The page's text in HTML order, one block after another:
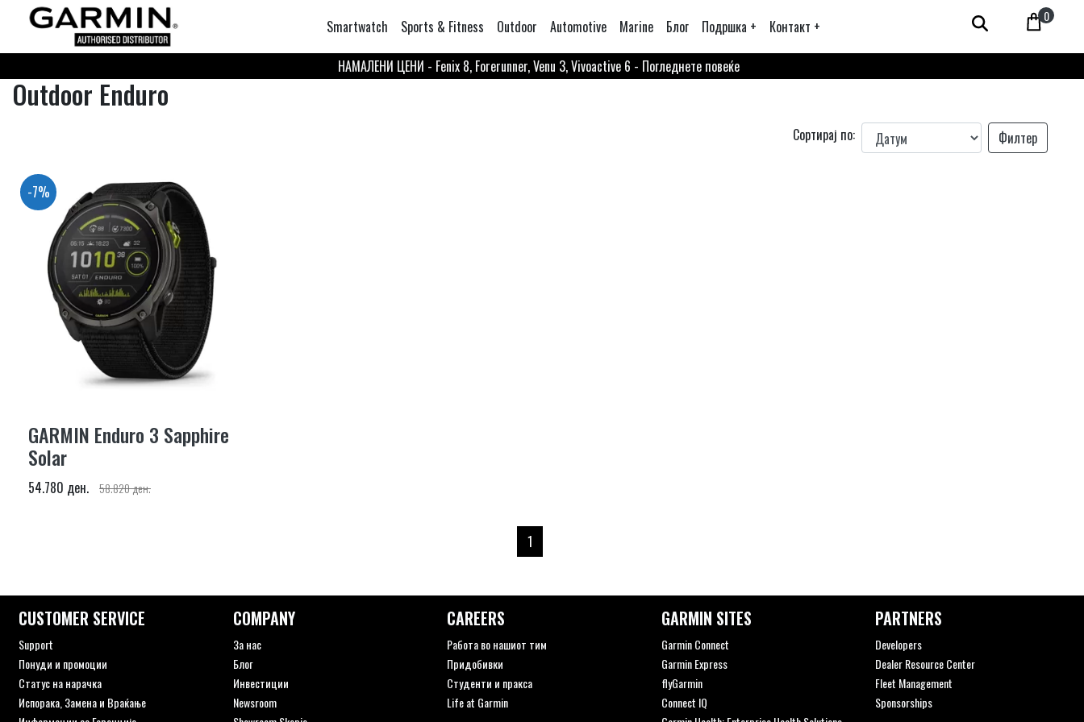
Smartwatch Sports & Fitness Outdoor Automotive Marine Блог Подршка + Контакт +
0
НАМАЛЕНИ ЦЕНИ - Fenix 8, Forerunner, Venu 3, Vivoactive 6 - Погледнете повеќе
Outdoor Enduro
Сортирај по: Филтер
-7%
GARMIN Enduro 3 Sapphire
Solar
54.780 ден. 58.820 ден.
1
CUSTOMER SERVICE
Support
Понуди и промоции
Статус на нарачка
Испорака, Замена и Враќање
COMPANY
За нас
Блог
Инвестиции
Newsroom
CAREERS
Работа во нашиот тим
Придобивки
Студенти и пракса
Life at Garmin
GARMIN SITES
Garmin Connect
Garmin Express
flyGarmin
Connect IQ
PARTNERS
Developers
Dealer Resource Center
Fleet Management
Sponsorships